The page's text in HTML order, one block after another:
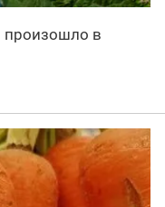
произошло в